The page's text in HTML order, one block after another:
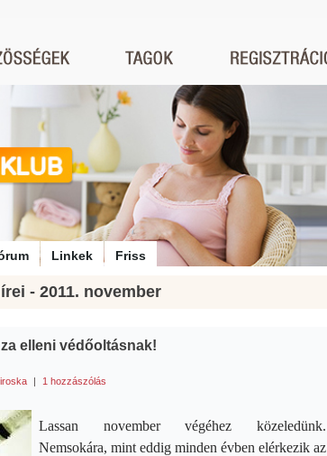
Linkek Friss
- 2011. november
elleni védőoltásnak!
| 1 hozzászólás
Lassan november végéhez közeledünk.
Nemsokára, mint eddig minden évben elérkezik az